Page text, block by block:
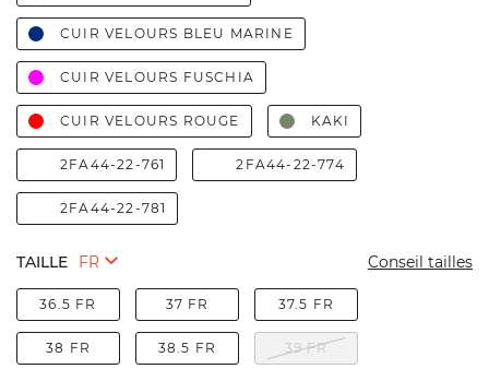
CUIR VELOURS BLEU MARINE
CUIR VELOURS FUSCHIA
CUIR VELOURS ROUGE KAKI
2FA44-22-761 2FA44-22-774
2FA44-22-781
TAILLE Conseil tailles
36.5 FR 37 FR 37.5 FR
38 FR 38.5 FR 39 FR